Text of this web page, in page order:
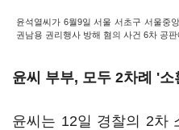
윤석열씨가 6월9일 서울 서초구 서울중
권남용 권리행사 방해 혐의 사건 6차 공
윤씨 부부, 모두 2차례 '소
윤씨는 12일 경찰의 2차